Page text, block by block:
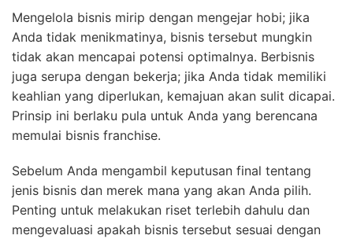
Mengelola bisnis mirip dengan mengejar hobi; jika
Anda tidak menikmatinya, bisnis tersebut mungkin
tidak akan mencapai potensi optimalnya. Berbisnis
juga serupa dengan bekerja; jika Anda tidak memiliki
keahlian yang diperlukan, kemajuan akan sulit dicapai.
Prinsip ini berlaku pula untuk Anda yang berencana
memulai bisnis franchise.
Sebelum Anda mengambil keputusan final tentang
jenis bisnis dan merek mana yang akan Anda pilih.
Penting untuk melakukan riset terlebih dahulu dan
mengevaluasi apakah bisnis tersebut sesuai dengan